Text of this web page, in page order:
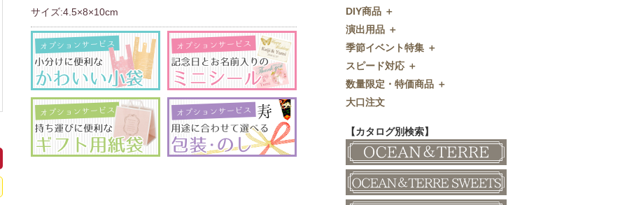
サイズ:4.5×8×10cm
ドラジェ
プチタオル
席札立て
耳かき＆ぺん
紅茶＆コーヒー
和風プチギフト
その他
名入れ贈呈品
特選ギフト
珈琲・紅茶
鰹節・フード
印刷代行
ディズニーシリーズ
クロックギフト
Grace
ガラス
フラワータイプ
ペンダントクロック
ミラー
メッセージパズル
似顔絵
和風ボード
内祝い 出産祝い
DIY商品 ＋
DIY商品
演出用品 ＋
演出用品
リングピロー
ブーケプルズ
結婚証明書
その他
季節イベント特集 ＋
季節イベント特集
サクラ
クローバー
クリスマス
バレンタイン
ホワイトデー
母の日
スピード対応 ＋
スピード対応
即日お急ぎ発送
数量限定・特価商品 ＋
数量限定・特価商品
大口注文
【カタログ別検索】